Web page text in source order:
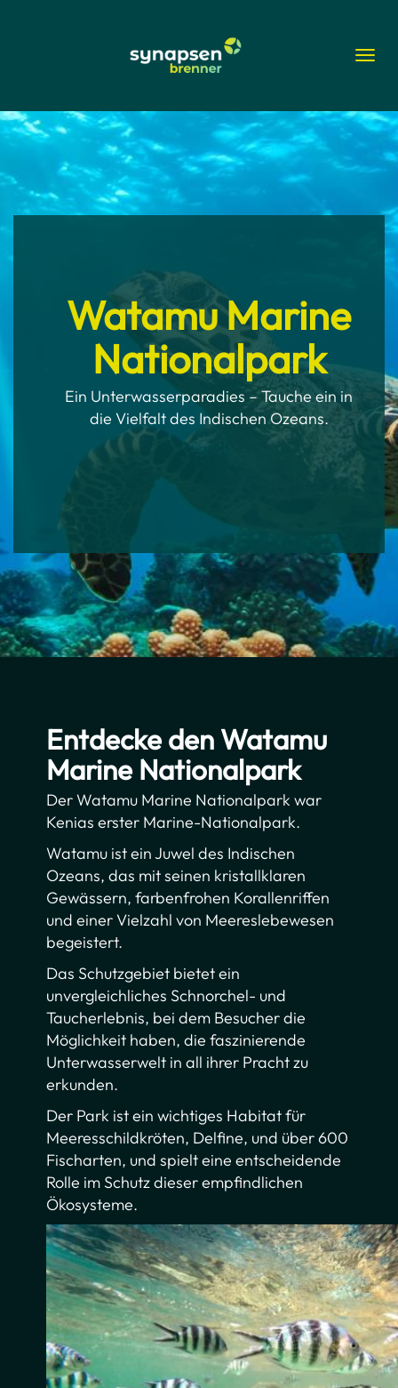
Watamu Marine
Nationalpark
Ein Unterwasserparadies – Tauche ein in
die Vielfalt des Indischen Ozeans.
Entdecke den Watamu
Marine Nationalpark
Der Watamu Marine Nationalpark war
Kenias erster Marine-Nationalpark.
Watamu ist ein Juwel des Indischen
Ozeans, das mit seinen kristallklaren
Gewässern, farbenfrohen Korallenriffen
und einer Vielzahl von Meereslebewesen
begeistert.
Das Schutzgebiet bietet ein
unvergleichliches Schnorchel- und
Taucherlebnis, bei dem Besucher die
Möglichkeit haben, die faszinierende
Unterwasserwelt in all ihrer Pracht zu
erkunden.
Der Park ist ein wichtiges Habitat für
Meeresschildkröten, Delfine, und über 600
Fischarten, und spielt eine entscheidende
Rolle im Schutz dieser empfindlichen
Ökosysteme.